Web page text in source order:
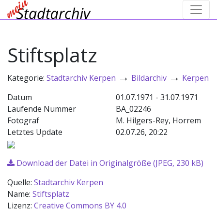
Stiftsplatz
Kategorie: Stadtarchiv Kerpen → Bildarchiv → Kerpen
Datum
01.07.1971 - 31.07.1971
Laufende Nummer
BA_02246
Fotograf
M. Hilgers-Rey, Horrem
Letztes Update
02.07.26, 20:22
Download der Datei in Originalgröße (JPEG, 230 kB)
Quelle: Stadtarchiv Kerpen
Name: Stiftsplatz
Lizenz: Creative Commons BY 4.0